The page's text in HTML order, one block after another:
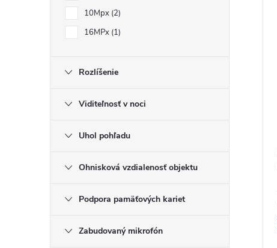
10Mpx 2
16MPx 1
Rozlíšenie
Viditeľnosť v noci
Uhol pohľadu
Ohnisková vzdialenosť objektu
Podpora pamäťových kariet
Zabudovaný mikrofón